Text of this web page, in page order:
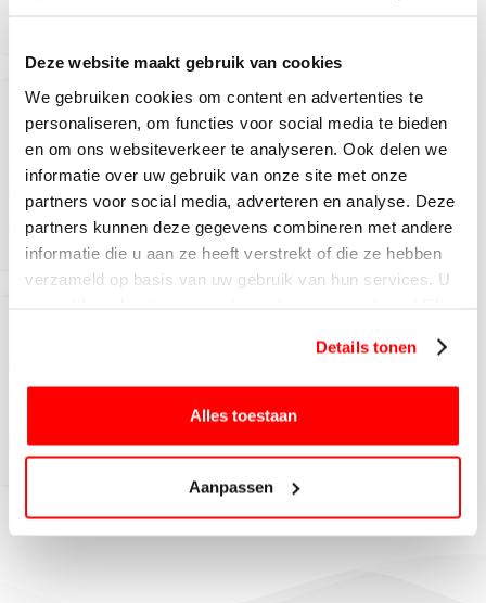
Deze website maakt gebruik van cookies
We gebruiken cookies om content en advertenties te
personaliseren, om functies voor social media te bieden
en om ons websiteverkeer te analyseren. Ook delen we
informatie over uw gebruik van onze site met onze
partners voor social media, adverteren en analyse. Deze
partners kunnen deze gegevens combineren met andere
informatie die u aan ze heeft verstrekt of die ze hebben
verzameld op basis van uw gebruik van hun services. U
Details tonen
Alles toestaan
Aanpassen
Vaccinaties
Ga voorbereid op reis en zorg ervoor dat je al jouw
vaccinaties voor Cambodja hebt gehad. Plannen
kan via de GGD.
Meer informatie
gaat een visumbeleid heeft. Dit kan je zelf online of
op de luchthaven bij aankomst regelen.
Meer informatie